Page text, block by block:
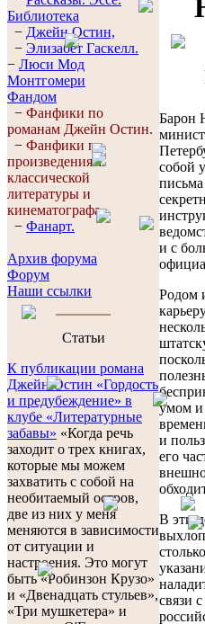
Библиотека
− Джейн Остин,
− Элизабет Гaскелл.
− Люси Мод
Монтгомери
Фандом
− Фанфики по
романам Джейн Остин.
− Фанфики по
произведениям
классической
литературы и
кинематографа.
− Фанарт.
Архив форума
Форум
Наши ссылки
Cтатьи
К публикации романа
Джейн Остин «Гордость
и предубеждение» в
клубе «Литературные
забавы» «Когда речь
заходит о трех книгах,
которые мы можем
захватить с собой на
необитаемый остров,
две из них у меня
меняются в зависимости
от ситуации и
настроения. Это могут
быть «Робинзон Крузо»
и «Двенадцать стульев»,
«Три мушкетера» и
Барон
собой
и с
Родом
умом и
и
его
В эти
связи